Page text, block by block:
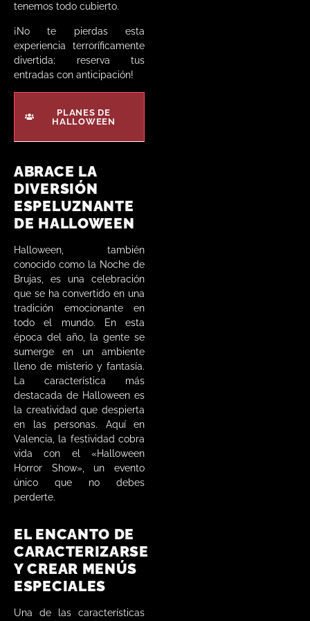
tenemos todo cubierto.
¡No te pierdas esta
experiencia terroríficamente
divertida; reserva tus
entradas con anticipación!
PLANES DE
HALLOWEEN
ABRACE LA
DIVERSIÓN
ESPELUZNANTE
DE HALLOWEEN
Halloween, también
conocido como la Noche de
Brujas, es una celebración
que se ha convertido en una
tradición emocionante en
todo el mundo. En esta
época del año, la gente se
sumerge en un ambiente
lleno de misterio y fantasía.
La característica más
destacada de Halloween es
la creatividad que despierta
en las personas. Aquí en
Valencia, la festividad cobra
vida con el «Halloween
Horror Show», un evento
único que no debes
perderte.
EL ENCANTO DE
CARACTERIZARSE
Y CREAR MENÚS
ESPECIALES
Una de las características